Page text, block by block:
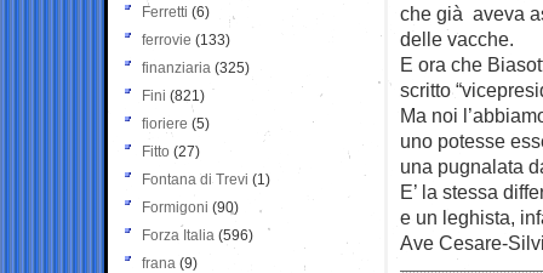
che già aveva
delle vacche.
E ora che
scritto
Ma noi
uno potesse
una pugnalata
E’ la stessa
e un leghista,
Ave Cesare-
Ferretti (6)
ferrovie (133)
finanziaria (325)
Fini (821)
fioriere (5)
Fitto (27)
Fontana di Trevi (1)
Formigoni (90)
Forza Italia (596)
frana (9)